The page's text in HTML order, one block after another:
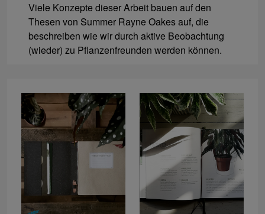
Viele Konzepte dieser Arbeit bauen auf den
Thesen von Summer Rayne Oakes auf, die
beschreiben wie wir durch aktive Beobachtung
(wieder) zu Pflanzenfreunden werden können.